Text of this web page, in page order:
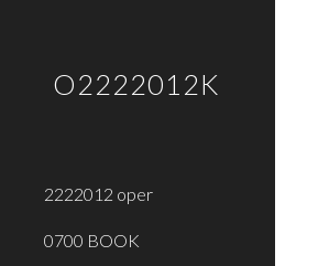
O2222012K
2222012 oper
0700 BOOK